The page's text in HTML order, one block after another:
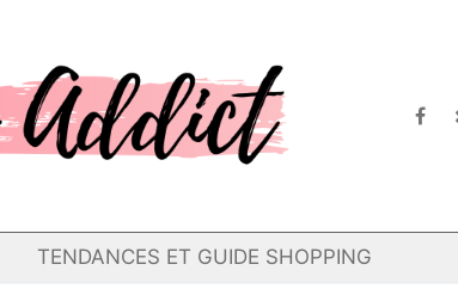
TENDANCES ET GUIDE SHOPPING